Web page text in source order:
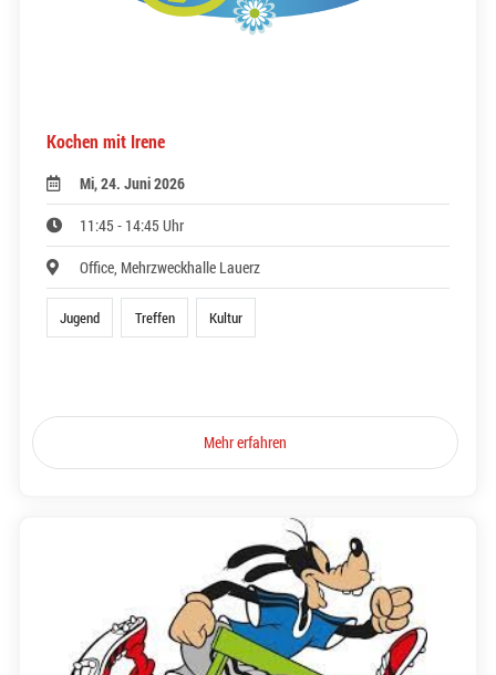
Kochen mit Irene
Mi, 24. Juni 2026
11:45 - 14:45 Uhr
Office, Mehrzweckhalle Lauerz
Jugend Treffen Kultur
Mehr erfahren